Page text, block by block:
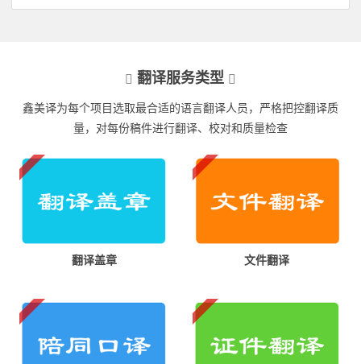
翻译服务类型
鑫美译为每个项目选取最合适的语言翻译人员，严格把控翻译质
量，对每份稿件进行翻译、校对和质量检查
翻译盖章 文件翻译